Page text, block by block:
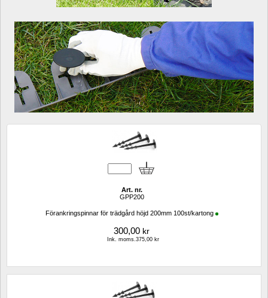
Art. nr.
GPP200
Förankringspinnar för trädgård höjd 200mm 100st/kartong
300,00 kr
Ink. moms.375,00 kr